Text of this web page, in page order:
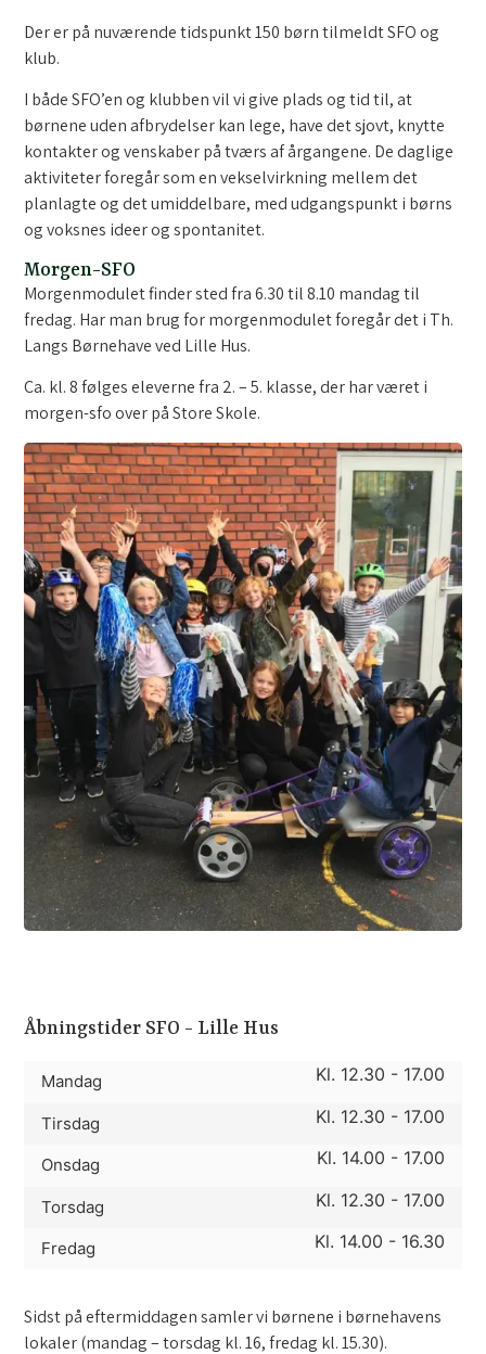
Der er på nuværende tidspunkt 150 børn tilmeldt SFO og
klub.
I både SFO’en og klubben vil vi give plads og tid til, at
børnene uden afbrydelser kan lege, have det sjovt, knytte
kontakter og venskaber på tværs af årgangene. De daglige
aktiviteter foregår som en vekselvirkning mellem det
planlagte og det umiddelbare, med udgangspunkt i børns
og voksnes ideer og spontanitet.
Morgen-SFO
Morgenmodulet finder sted fra 6.30 til 8.10 mandag til
fredag. Har man brug for morgenmodulet foregår det i Th.
Langs Børnehave ved Lille Hus.
Ca. kl. 8 følges eleverne fra 2. – 5. klasse, der har været i
morgen-sfo over på Store Skole.
Åbningstider SFO - Lille Hus
Kl. 12.30 - 17.00
Mandag
Kl. 12.30 - 17.00
Tirsdag
Kl. 14.00 - 17.00
Onsdag
Kl. 12.30 - 17.00
Torsdag
Kl. 14.00 - 16.30
Fredag
Sidst på eftermiddagen samler vi børnene i børnehavens
lokaler (mandag – torsdag kl. 16, fredag kl. 15.30).